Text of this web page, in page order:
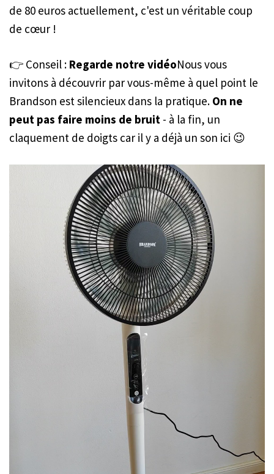
de 80 euros actuellement, c'est un véritable coup
de cœur !
👉 Conseil : Regarde notre vidéoNous vous
invitons à découvrir par vous-même à quel point le
Brandson est silencieux dans la pratique. On ne
peut pas faire moins de bruit - à la fin, un
claquement de doigts car il y a déjà un son ici 😉